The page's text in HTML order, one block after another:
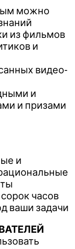
можно
из фильмов
и
видео-
и
и призами
и
часов
ваши задачи